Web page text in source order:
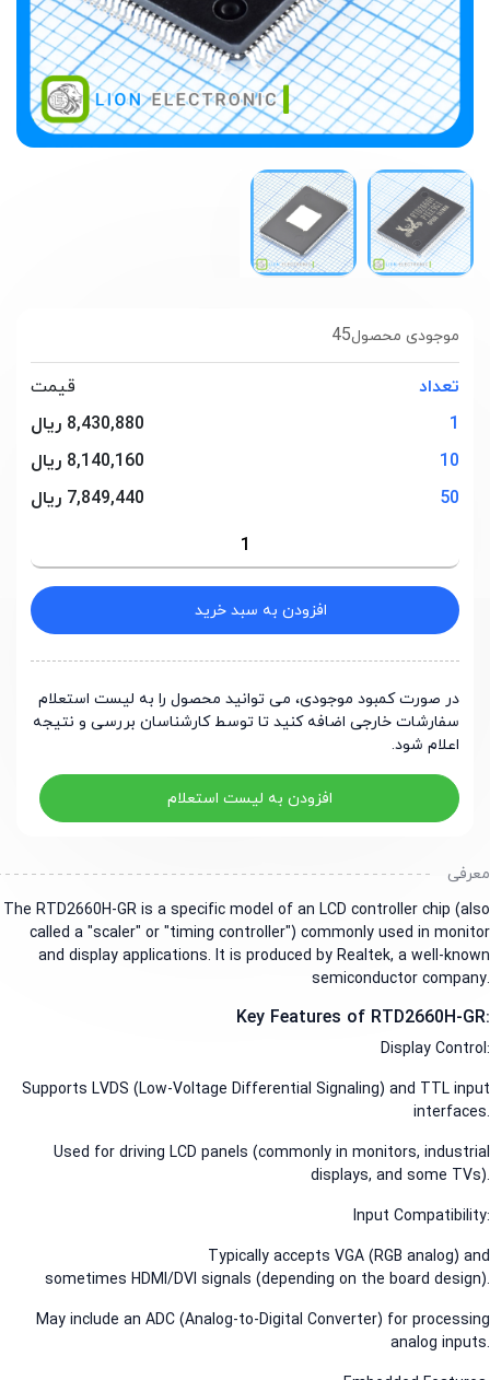
45موجودی محصول
تعداد
قیمت
8,430,880 ریال
10
8,140,160 ریال
50
7,849,440 ریال
افزودن به سبد خرید
در صورت کمبود موجودی، می توانید محصول را به لیست استعلام
سفارشات خارجی اضافه کنید تا توسط کارشناسان بررسی و نتیجه
اعلام شود.
افزودن به لیست استعلام
The RTD2660H-GR is a specific model of an LCD controller chip
called a "scaler" or "timing controller") commonly used in
and display applications. It is produced by Realtek, a well-
semiconductor
Key Features of RTD2660H-
Display
Supports LVDS (Low-Voltage Differential Signaling) and TTL
Used for driving LCD panels (commonly in monitors,
displays, and some
Input
Typically accepts VGA (RGB analog)
sometimes HDMI/DVI signals (depending on the board
May include an ADC (Analog-to-Digital Converter) for
analog